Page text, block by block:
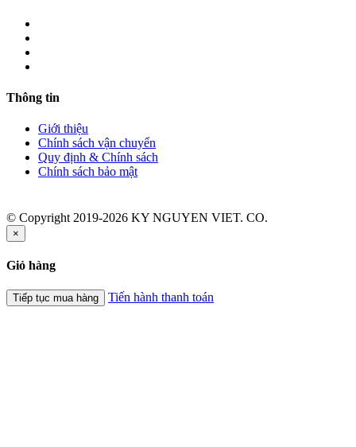
Thông tin
Giới thiệu
Chính sách vận chuyển
Quy định & Chính sách
Chính sách bảo mật
© Copyright 2019-2026 KY NGUYEN VIET. CO.
×
Giỏ hàng
Tiếp tục mua hàng Tiến hành thanh toán